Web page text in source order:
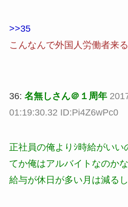
>>35
こんなんで外国人労働者来
36: 名無しさん＠１周年
01:19:30.32 ID:Pi4Z6wPc0
正社員の俺よりｼ時給がいい
てか俺はアルバイトなのかな
給与が休日が多い月は減るし